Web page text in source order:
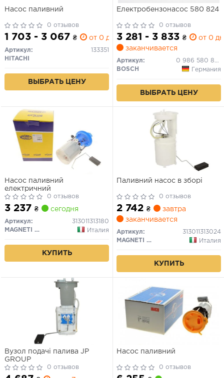
Насос паливний
0 отзывов
1 703 - 3 067 ₴ от 0 дн.
Артикул:
133351
HITACHI
ВЫБРАТЬ ЦЕНУ
Електробензонасос 580 824
0 отзывов
3 281 - 3 833 ₴
от 0
заканчивается
Артикул:
0 986 580 824
BOSCH
Германия
ВЫБРАТЬ ЦЕНУ
Насос паливний
електричний
0 отзывов
3 237 ₴ сегодня
Артикул:
313011313180
MAGNETI MARELLI
Италия
КУПИТЬ
Паливний насос в зборі
0 отзывов
2 742 ₴
завтра
заканчивается
Артикул:
313011313024
MAGNETI MARELLI
Италия
КУПИТЬ
Вузол подачі палива JP
GROUP
0 отзывов
Насос паливний
0 отзывов